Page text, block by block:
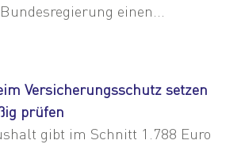
einen...
Versicherungsschutz setzen
prüfen
gibt im Schnitt 1.788 Euro